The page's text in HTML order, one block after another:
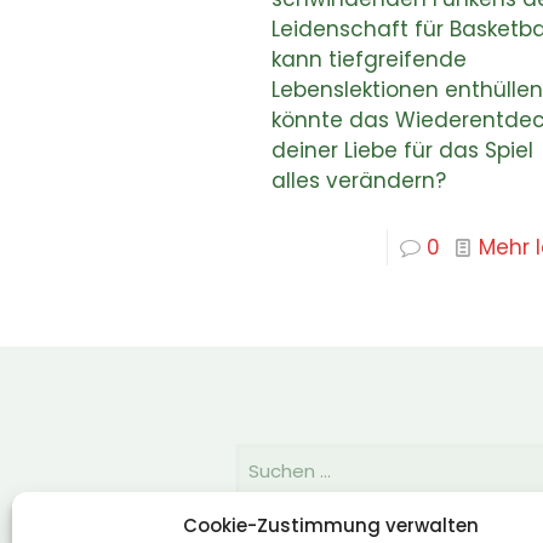
Cookie-Zustimmung verwalten
Leidenschaft für
kann tiefgreifende
Lebenslektionen
könnte das
deiner Liebe für das Spiel
alles verändern?
0 Mehr